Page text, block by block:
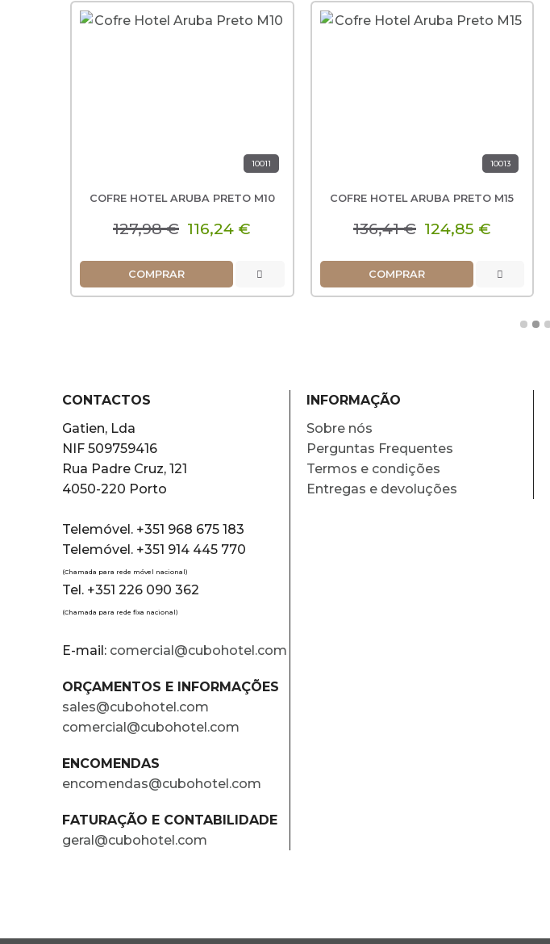
10011
COFRE HOTEL ARUBA PRETO M10
127,98 € 116,24 €
COMPRAR
10013
COFRE HOTEL ARUBA PRETO M15
136,41 € 124,85 €
COMPRAR
CONTACTOS
Gatien, Lda
NIF 509759416
Rua Padre Cruz, 121
4050-220 Porto
Telemóvel. +351 968 675 183
Telemóvel. +351 914 445 770
(Chamada para rede móvel nacional)
Tel. +351 226 090 362
(Chamada para rede fixa nacional)
E-mail: comercial@cubohotel.com
ORÇAMENTOS E INFORMAÇÕES
sales@cubohotel.com
comercial@cubohotel.com
ENCOMENDAS
encomendas@cubohotel.com
FATURAÇÃO E CONTABILIDADE
geral@cubohotel.com
INFORMAÇÃO
Sobre nós
Perguntas Frequentes
Termos e condições
Entregas e devoluções